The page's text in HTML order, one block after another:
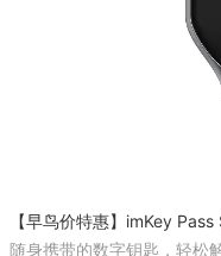
【早鸟价特惠】imKey
随身携带的数字钥匙，轻松